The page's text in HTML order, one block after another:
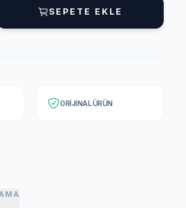
SEPETE EKLE
ORIJINAL ÜRÜN